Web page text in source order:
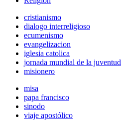
cristianismo
dialogo interreligioso
ecumenismo
evangelizacion
iglesia catolica
jornada mundial de la juventud
misionero
misa
papa francisco
sinodo
viaje apostólico